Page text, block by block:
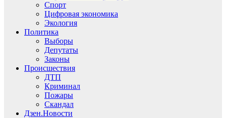
Спорт
Цифровая экономика
Экология
Политика
Выборы
Депутаты
Законы
Происшествия
ДТП
Криминал
Пожары
Скандал
Дзен.Новости